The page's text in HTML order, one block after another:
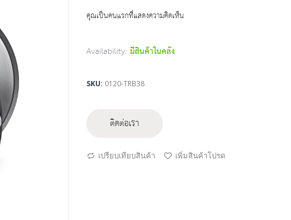
คุณเป็นคนแรกที่แสดงความคิดเห็น
Availability: มีสินค้าในคลัง
SKU 0120-TRB38
ติดต่อเรา
เปรียบเทียบสินค้า เพิ่มสินค้าโปรด